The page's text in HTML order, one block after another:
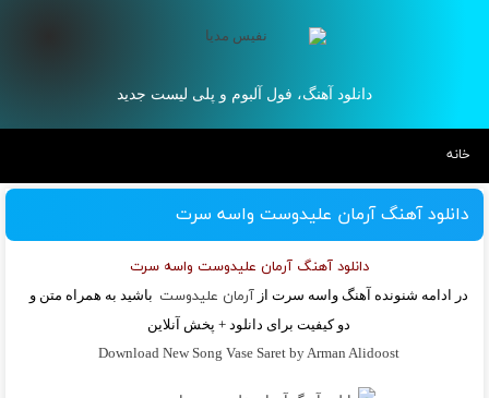
دانلود آهنگ، فول آلبوم و پلی لیست جدید
خانه
دانلود آهنگ آرمان علیدوست واسه سرت
دانلود آهنگ آرمان علیدوست واسه سرت
در ادامه شنونده آهنگ واسه سرت از آرمان علیدوست باشید به همراه متن و
دو کیفیت برای دانلود + پخش آنلاین
Download New Song Vase Saret by Arman Alidoost